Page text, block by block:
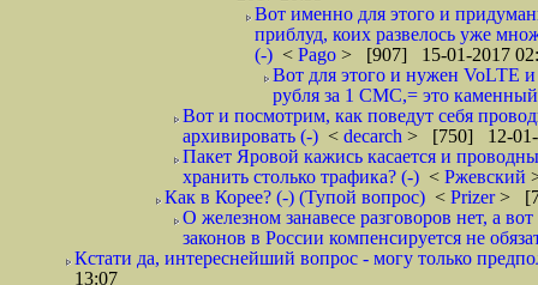
Вот именно для этого и
приблуд, коих развелось уже
(-) < Pago > [907] 15-01-2017
Вот для этого и нужен VoLTE
рубля за 1 СМС,= это
Вот и посмотрим, как поведут себя
архивировать (-) < decarch > [750] 12-01-
Пакет Яровой кажись касается и
хранить столько трафика? (-) < Ржевский
Как в Корее? (-) (Тупой вопрос) < Prizer>
О железном занавесе разговоров нет, а
законов в России компенсируется не
Кстати да, интереснейший вопрос - могу только
13:07